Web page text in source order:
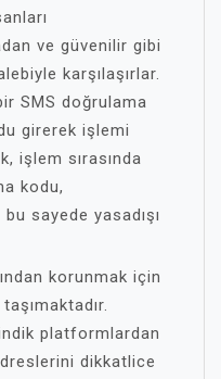
ve güvenilir gibi
karşılaşırlar.
SMS doğrulama
girerek işlemi
işlem sırasında
kodu,
bu sayede yasadışı
korunmak için
platformlardan
dikkatlice